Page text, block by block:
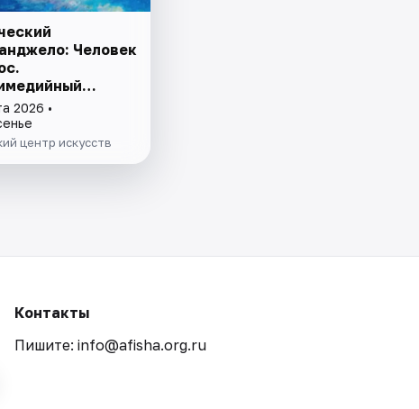
Человек
2026 •
центр искусств
Контакты
Пишите: info@afisha.org.ru